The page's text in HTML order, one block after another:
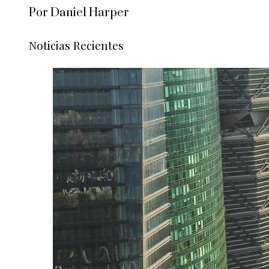
Por Daniel Harper
Noticias Recientes